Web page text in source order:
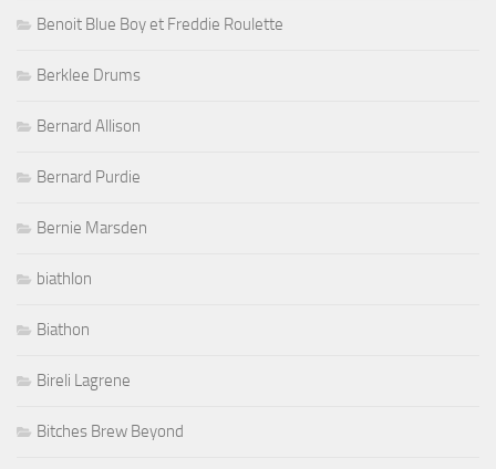
Benoit Blue Boy et Freddie Roulette
Berklee Drums
Bernard Allison
Bernard Purdie
Bernie Marsden
biathlon
Biathon
Bireli Lagrene
Bitches Brew Beyond